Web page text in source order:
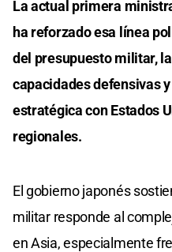
La actual primera
ha reforzado esa línea
del presupuesto militar,
capacidades defensivas
estratégica con Estados
regionales.
El gobierno japonés
militar responde al
en Asia, especialmente